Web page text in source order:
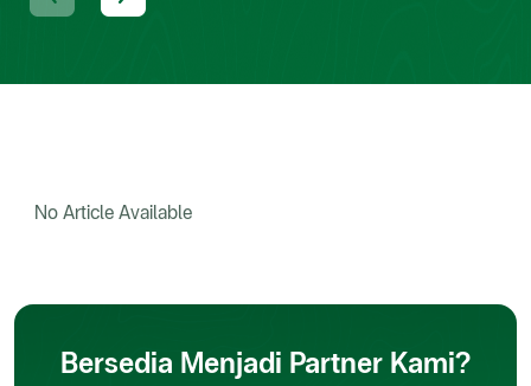
No Article Available
Bersedia Menjadi Partner Kami?